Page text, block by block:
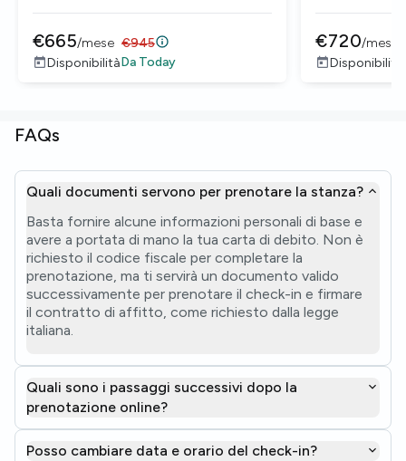
€665/mese €945
DisponibilitàDa Today
€720/mese
Disponibilità
FAQs
Quali documenti servono per prenotare la stanza?
Basta fornire alcune informazioni personali di base e
avere a portata di mano la tua carta di debito. Non è
richiesto il codice fiscale per completare la
prenotazione, ma ti servirà un documento valido
successivamente per prenotare il check-in e firmare
il contratto di affitto, come richiesto dalla legge
italiana.
Quali sono i passaggi successivi dopo la
prenotazione online?
Posso cambiare data e orario del check-in?